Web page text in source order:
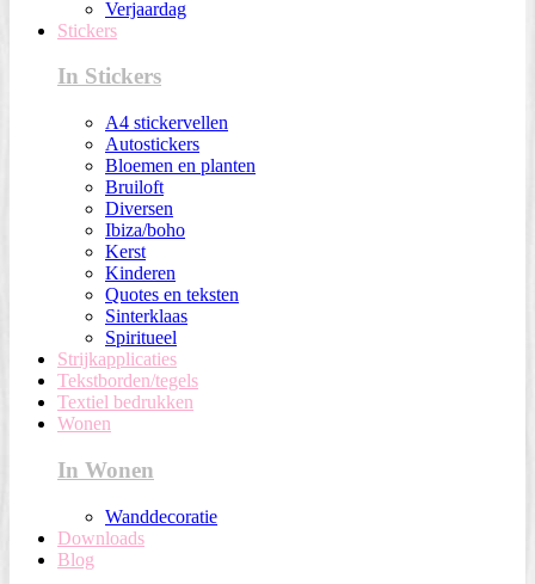
Verjaardag
Stickers
In Stickers
A4 stickervellen
Autostickers
Bloemen en planten
Bruiloft
Diversen
Ibiza/boho
Kerst
Kinderen
Quotes en teksten
Sinterklaas
Spiritueel
Strijkapplicaties
Tekstborden/tegels
Textiel bedrukken
Wonen
In Wonen
Wanddecoratie
Downloads
Blog